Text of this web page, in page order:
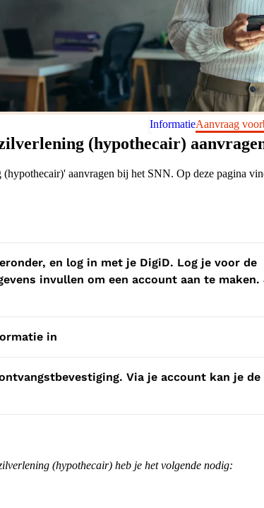
InformatieAanvraag
(hypothecair)
aanvragen bij het SNN. Op deze pagina
en log in met je DigiD. Log je voor de
invullen om een account aan te maken.
in
Via je account kan je de
(hypothecair) heb je het volgende nodig: